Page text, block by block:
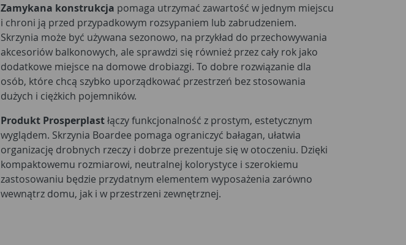
Zamykana konstrukcja pomaga utrzymać zawartość w jednym miejscu
i chroni ją przed przypadkowym rozsypaniem lub zabrudzeniem.
Skrzynia może być używana sezonowo, na przykład do przechowywania
akcesoriów balkonowych, ale sprawdzi się również przez cały rok jako
dodatkowe miejsce na domowe drobiazgi. To dobre rozwiązanie dla
osób, które chcą szybko uporządkować przestrzeń bez stosowania
dużych i ciężkich pojemników.
Produkt Prosperplastłączy funkcjonalność z prostym, estetycznym
wyglądem. Skrzynia Boardee pomaga ograniczyć bałagan, ułatwia
organizację drobnych rzeczy i dobrze prezentuje się w otoczeniu. Dzięki
kompaktowemu rozmiarowi, neutralnej kolorystyce i szerokiemu
zastosowaniu będzie przydatnym elementem wyposażenia zarówno
wewnątrz domu, jak i w przestrzeni zewnętrznej.